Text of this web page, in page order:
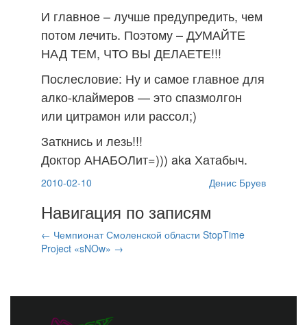
И главное – лучше предупредить, чем
потом лечить. Поэтому – ДУМАЙТЕ
НАД ТЕМ, ЧТО ВЫ ДЕЛАЕТЕ!!!
Послесловие: Ну и самое главное для
алко-клаймеров — это спазмолгон
или цитрамон или рассол;)
Заткнись и лезь!!!
Доктор АНАБОЛит=))) aka Хатабыч.
2010-02-10 Денис Бруев
Навигация по записям
← Чемпионат Смоленской области StopTime
Project «sNOw» →